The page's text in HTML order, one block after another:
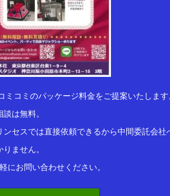
コミのパッケージ料金をご提案いたします
は無料。
セスでは直接依頼できるから中間委託会社
ません。
にお問い合わせください。